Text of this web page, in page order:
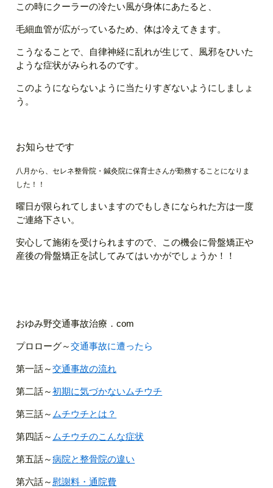
この時にクーラーの冷たい風が身体にあたると、
毛細血管が広がっているため、体は冷えてきます。
こうなることで、自律神経に乱れが生じて、風邪をひいた
ような症状がみられるのです。
このようにならないように当たりすぎないようにしましょ
う。
お知らせです
八月から、セレネ整骨院・鍼灸院に保育士さんが勤務することになりま
した！！
曜日が限られてしまいますのでもしきになられた方は一度
ご連絡下さい。
安心して施術を受けられますので、この機会に骨盤矯正や
産後の骨盤矯正を試してみてはいかがでしょうか！！
おゆみ野交通事故治療．com
プロローグ～交通事故に遭ったら
第一話～交通事故の流れ
第二話～初期に気づかないムチウチ
第三話～ ムチウチとは？
第四話～ ムチウチのこんな症状
第五話～病院と整骨院の違い
第六話～慰謝料・通院費